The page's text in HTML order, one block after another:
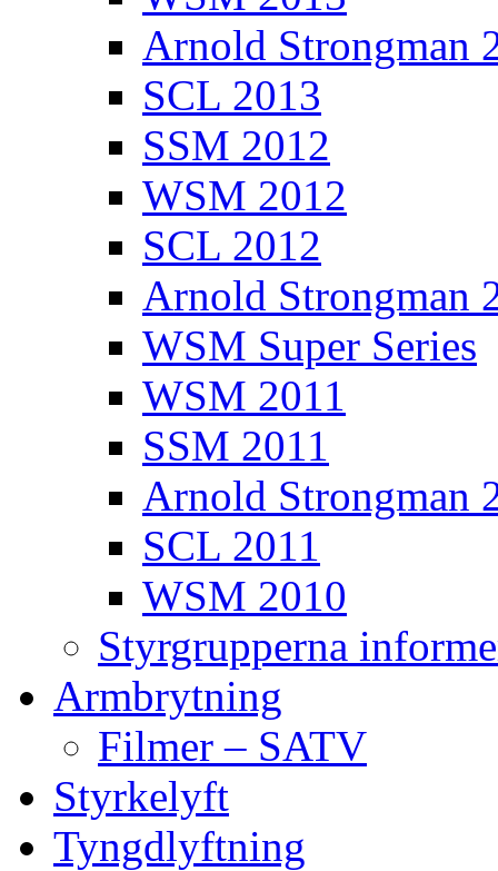
Arnold Strongman
SCL 2013
SSM 2012
WSM 2012
SCL 2012
Arnold Strongman
WSM Super Series
WSM 2011
SSM 2011
Arnold Strongman
SCL 2011
WSM 2010
Styrgrupperna
Armbrytning
Filmer – SATV
Styrkelyft
Tyngdlyftning